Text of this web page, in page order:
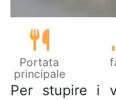
Portata
principale
Per stupire i